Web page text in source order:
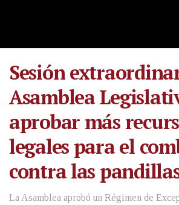
Sesión
Asamblea
aprobar más
legales para el
contra las
La Asamblea aprobó un Régimen de